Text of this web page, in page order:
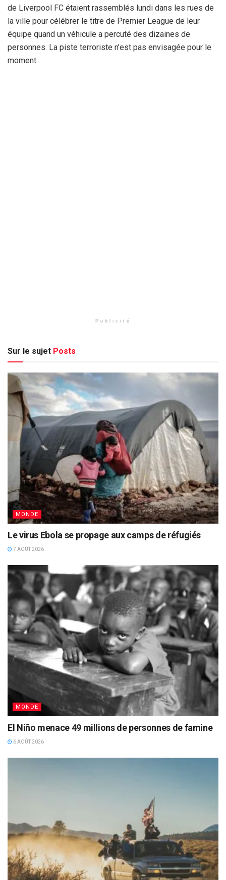
de Liverpool FC étaient rassemblés lundi dans les rues de
la ville pour célébrer le titre de Premier League de leur
équipe quand un véhicule a percuté des dizaines de
personnes. La piste terroriste n’est pas envisagée pour le
moment.
Publicité
Sur le sujet Posts
MONDE
Le virus Ebola se propage aux camps de réfugiés
7 AOÛT 2026
MONDE
El Niño menace 49 millions de personnes de famine
6 AOÛT 2026